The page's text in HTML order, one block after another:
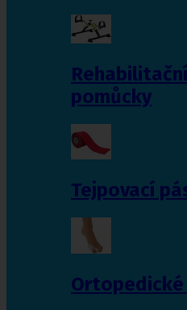
pomůcky
Tejpovací